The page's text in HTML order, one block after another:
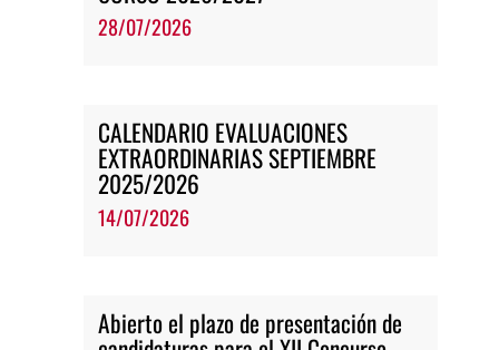
28/07/2026
CALENDARIO EVALUACIONES
EXTRAORDINARIAS SEPTIEMBRE
2025/2026
14/07/2026
Abierto el plazo de presentación de